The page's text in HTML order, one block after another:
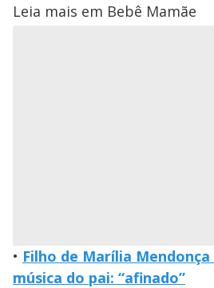
Leia mais em Bebê Mamãe
• Filho de Marília
música do pai: “afinado”